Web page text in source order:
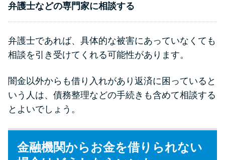
弁護士などの専門家に相談する
弁護士であれば、具体的な被害にあっていなくても
相談を引き受けてくれる可能性があります。
闇金以外からも借り入れがあり返済に困っていると
いう人は、債務整理などの手続きも含めて相談する
とよいでしょう。
金融機関からお金を借りられない